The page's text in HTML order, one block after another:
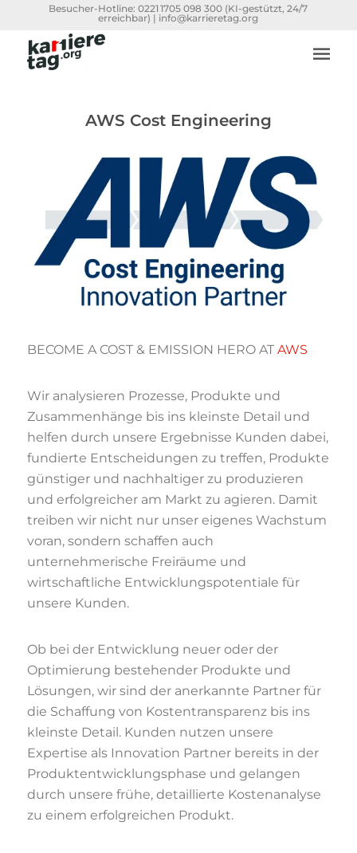
Besucher-Hotline:0221 1705 098 300 (KI-gestützt, 24/7
erreichbar) | info@karrieretag.org
AWS Cost Engineering
BECOME A COST & EMISSION HERO AT AWS
Wir analysieren Prozesse, Produkte und
Zusammenhänge bis ins kleinste Detail und
helfen durch unsere Ergebnisse Kunden dabei,
fundierte Entscheidungen zu treffen, Produkte
günstiger und nachhaltiger zu produzieren
und erfolgreicher am Markt zu agieren. Damit
treiben wir nicht nur unser eigenes Wachstum
voran, sondern schaffen auch
unternehmerische Freiräume und
wirtschaftliche Entwicklungspotentiale für
unsere Kunden.
Ob bei der Entwicklung neuer oder der
Optimierung bestehender Produkte und
Lösungen, wir sind der anerkannte Partner für
die Schaffung von Kostentransparenz bis ins
kleinste Detail. Kunden nutzen unsere
Expertise als Innovation Partner bereits in der
Produktentwicklungsphase und gelangen
durch unsere frühe, detaillierte Kostenanalyse
zu einem erfolgreichen Produkt.